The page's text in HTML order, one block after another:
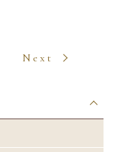
Next